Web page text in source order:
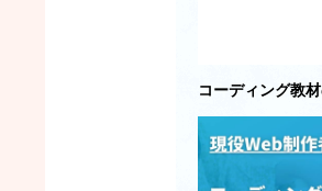
コーディング教材